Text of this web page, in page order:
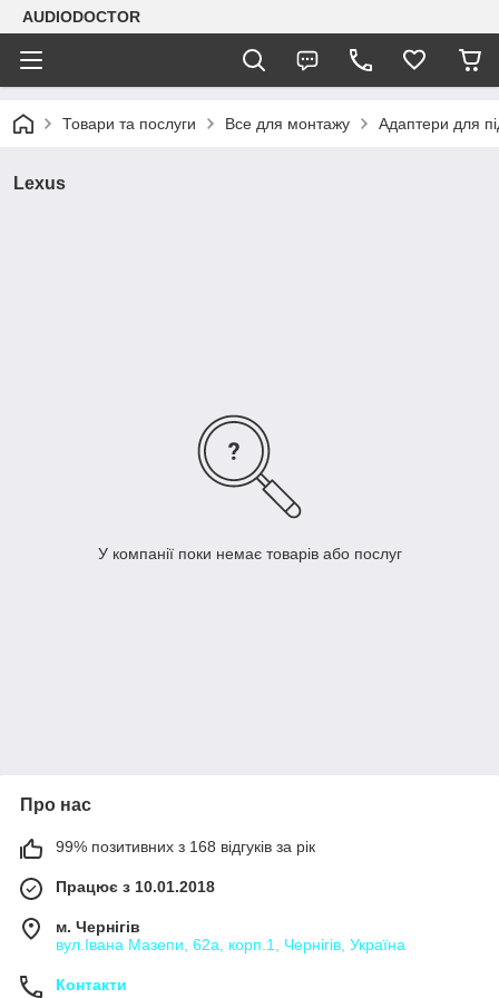
AUDIODOCTOR
Товари та послуги Все для монтажу Адаптери для
Lexus
У компанії поки немає товарів або послуг
Про нас
99% позитивних з 168 відгуків за рік
Працює з 10.01.2018
м. Чернігів
вул.Івана Мазепи, 62а, корп.1, Чернігів, Україна
Контакти